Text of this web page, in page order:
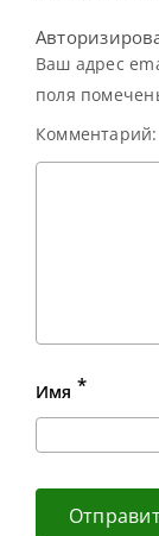
Ваш адрес
поля
Комментарий:
Имя *